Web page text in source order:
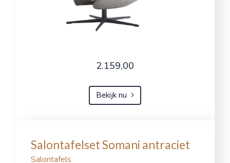
2.159,00
Bekijk nu
Salontafelset Somani antraciet
Salontafels